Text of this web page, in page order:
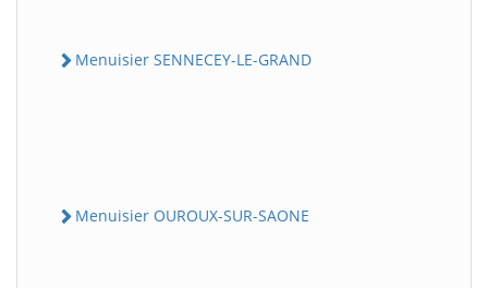
Menuisier SENNECEY-LE-GRAND
Menuisier OUROUX-SUR-SAONE